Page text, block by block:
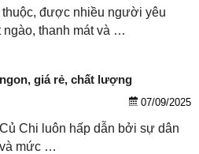
thuộc, được nhiều người yêu
thanh mát và …
giá rẻ, chất lượng
07/09/2025
Chi luôn hấp dẫn bởi sự dân
mức …